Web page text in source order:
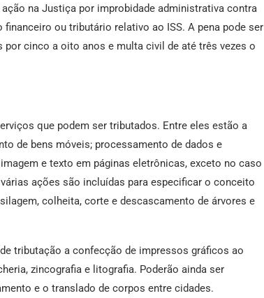
na Justiça por improbidade administrativa contra
ou tributário relativo ao ISS. A pena pode ser
cinco a oito anos e multa civil de até três vezes o
que podem ser tributados. Entre eles estão a
de bens móveis; processamento de dados e
e texto em páginas eletrônicas, exceto no caso
ações são incluídas para especificar o conceito
colheita, corte e descascamento de árvores e
tributação a confecção de impressos gráficos ao
zincografia e litografia. Poderão ainda ser
e o translado de corpos entre cidades.